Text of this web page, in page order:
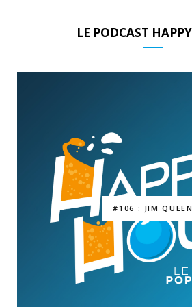
LE PODCAST
#106 : JIM QUEEN